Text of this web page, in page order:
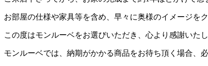
お部屋の仕様や家具等を含め、早々に奥様のイメージを
この度はモンルーベをお選びいただき、心より感謝いたし
モンルーベでは、納期がかかる商品をお待ち頂く場合、